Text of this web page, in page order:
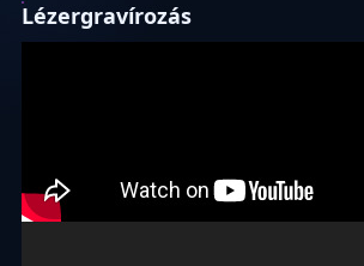
Lézergravírozás